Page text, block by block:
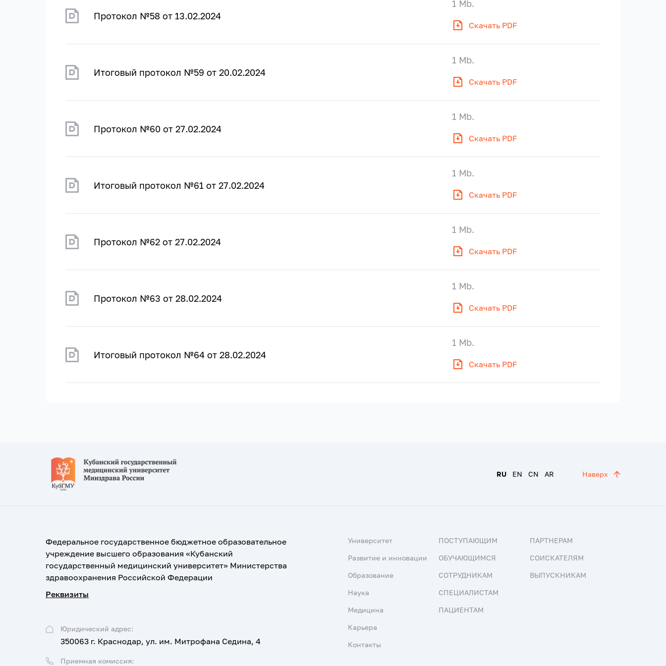
Протокол №58 от 13.02.2024
Скачать PDF
1 Mb.
Итоговый протокол №59 от 20.02.2024
Скачать PDF
1 Mb.
Протокол №60 от 27.02.2024
Скачать PDF
1 Mb.
Итоговый протокол №61 от 27.02.2024
Скачать PDF
1 Mb.
Протокол №62 от 27.02.2024
Скачать PDF
1 Mb.
Протокол №63 от 28.02.2024
Скачать PDF
1 Mb.
Итоговый протокол №64 от 28.02.2024
Скачать PDF
1 Mb.
RU EN CN AR Наверх
Федеральное государственное бюджетное образовательное
учреждение высшего образования «Кубанский
государственный медицинский университет» Министерства
здравоохранения Российской Федерации
Реквизиты
Юридический адрес:
350063 г. Краснодар, ул. им. Митрофана Седина, 4
Приемная комиссия:
Университет
Развитие и инновации
Образование
Наука
Медицина
Карьера
Контакты
ПОСТУПАЮЩИМ
ОБУЧАЮЩИМСЯ
СОТРУДНИКАМ
СПЕЦИАЛИСТАМ
ПАЦИЕНТАМ
ПАРТНЕРАМ
СОИСКАТЕЛЯМ
ВЫПУСКНИКАМ